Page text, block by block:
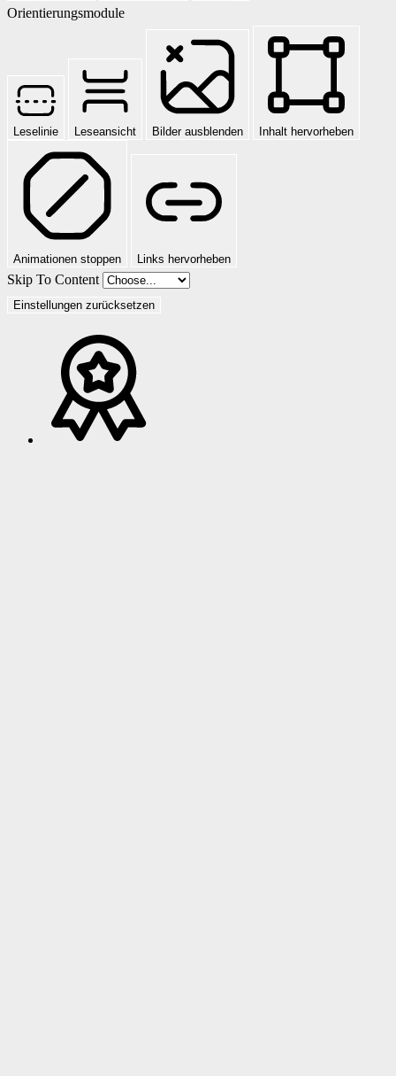
Orientierungsmodule
Leselinie Leseansicht Bilder ausblenden Inhalt hervorheben
Animationen stoppen Links hervorheben
Skip To Content
Einstellungen zurücksetzen